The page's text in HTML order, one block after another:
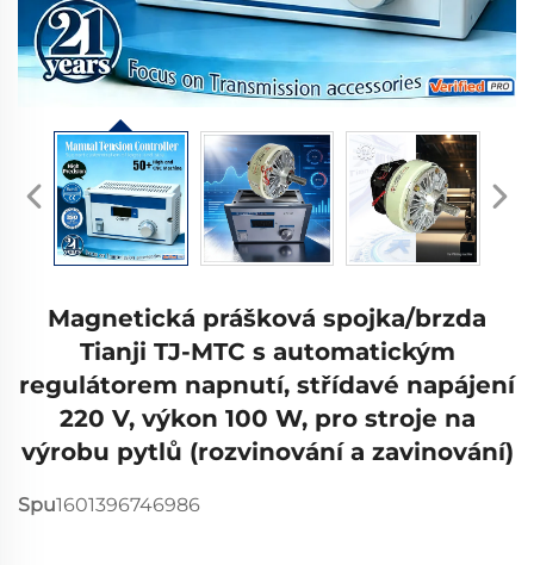
Magnetická prášková spojka/brzda
Tianji TJ-MTC s automatickým
regulátorem napnutí, střídavé napájení
220 V, výkon 100 W, pro stroje na
výrobu pytlů (rozvinování a zavinování)
Spu1601396746986